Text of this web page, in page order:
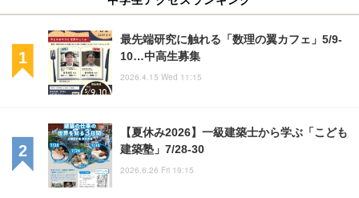
最先端研究に触れる「数理の翼カフェ」5/9-
10…中高生募集
2026.4.15 Wed 11:15
【夏休み2026】一級建築士から学ぶ「こども
建築塾」7/28-30
2026.6.26 Fri 19:15